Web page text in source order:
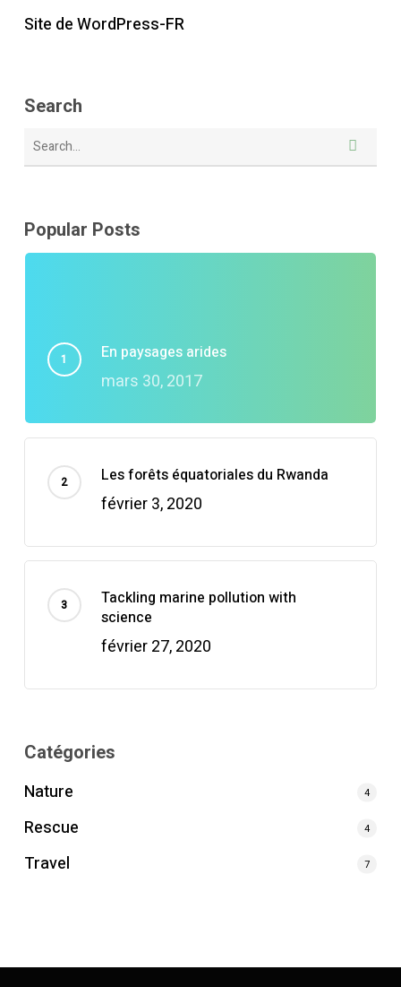
Site de WordPress-FR
Search
Popular Posts
En paysages arides
mars 30, 2017
Les forêts équatoriales du Rwanda
février 3, 2020
Tackling marine pollution with
science
février 27, 2020
Catégories
Nature 4
Rescue 4
Travel 7